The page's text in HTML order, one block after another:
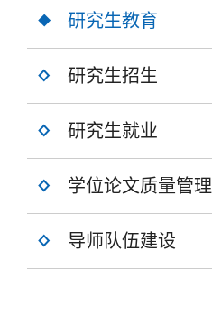
研究生教育
研究生招生
研究生就业
学位论文质量管理
导师队伍建设